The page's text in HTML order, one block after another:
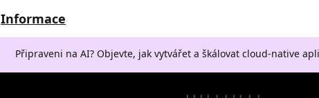
Informace
Připraveni na AI? Objevte, jak vytvářet a škálovat cloud-native